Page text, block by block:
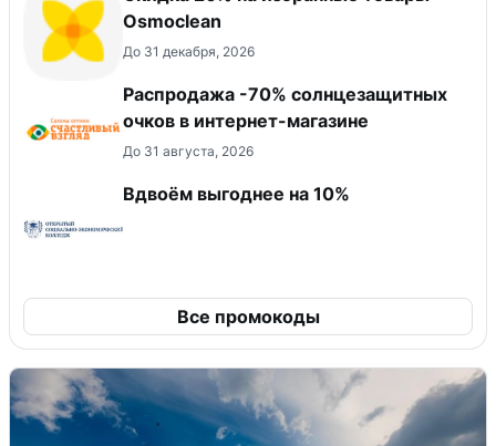
Osmoclean
До 31 декабря, 2026
Распродажа -70% солнцезащитных
очков в интернет-магазине
До 31 августа, 2026
Вдвоём выгоднее на 10%
Все промокоды